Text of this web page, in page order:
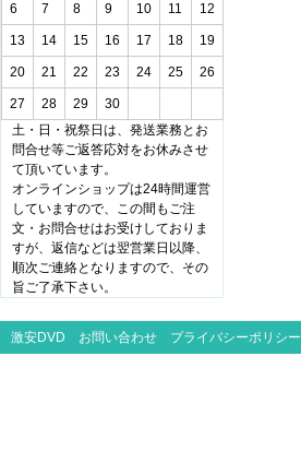
6 7 8 9 10 11 12
13 14 15 16 17 18 19
20 21 22 23 24 25 26
27 28 29
30
土・日・祝祭日は、発送業務とお
問合せ等ご返答応対をお休みさせ
て頂いています。
オンラインショップは24時間運営
していますので、この間もご注
文・お問合せはお受けしておりま
すが、返信などは翌営業日以降、
順次ご連絡となりますので、その
旨ご了承下さい。
激安DVD お問い合わせ プライバシーポリシー